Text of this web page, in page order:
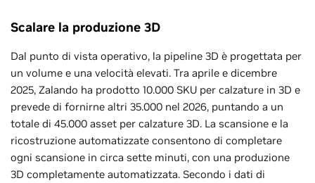
Scalare la produzione 3D
Dal punto di vista operativo, la pipeline 3D è progettata per
un volume e una velocità elevati. Tra aprile e dicembre
2025, Zalando ha prodotto 10.000 SKU per calzature in 3D e
prevede di fornirne altri 35.000 nel 2026, puntando a un
totale di 45.000 asset per calzature 3D. La scansione e la
ricostruzione automatizzate consentono di completare
ogni scansione in circa sette minuti, con una produzione
3D completamente automatizzata. Secondo i dati di